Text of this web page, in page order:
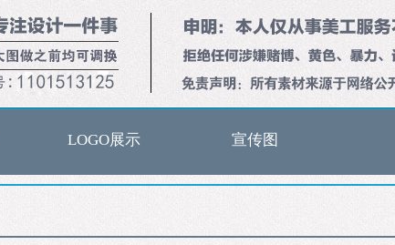
LOGO展示 宣传图